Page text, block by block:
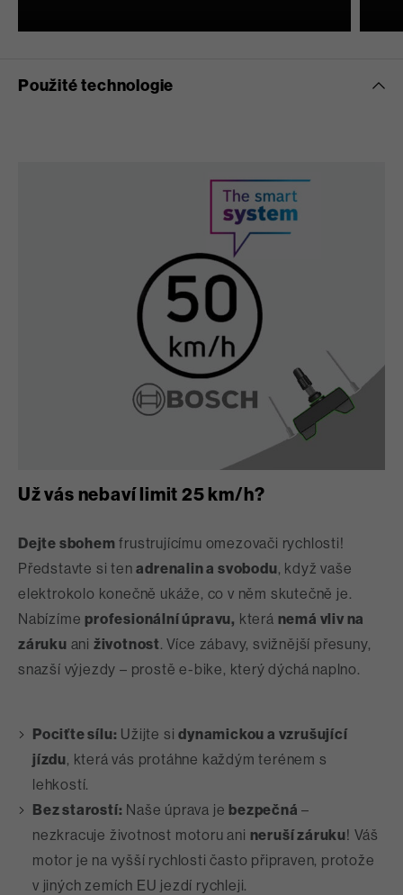
Použité technologie
Už vás nebaví limit 25 km/h?
Dejte sbohem frustrujícímu omezovači rychlosti!
Představte si tenadrenalin a svobodu, když vaše
elektrokolo konečně ukáže, co v něm skutečně je.
Nabízímeprofesionální úpravu, která nemá vliv na
záruku ani životnost. Více zábavy, svižnější přesuny,
snazší výjezdy – prostě e-bike, který dýchá naplno.
Pociťte sílu: Užijte sidynamickou a vzrušující
jízdu, která vás protáhne každým terénem s
lehkostí.
Bez starostí: Naše úprava jebezpečná –
nezkracuje životnost motoru ani neruší záruku! Váš
motor je na vyšší rychlosti často připraven, protože
v jiných zemích EU jezdí rychleji.